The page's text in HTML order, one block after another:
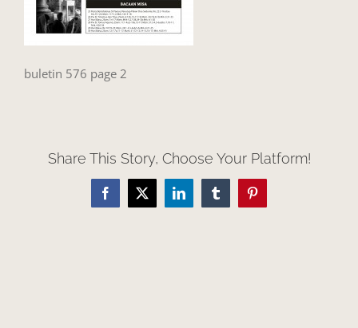
buletin 576 page 2
Share This Story, Choose Your Platform!
Facebook
X LinkedInTumblrPinterest